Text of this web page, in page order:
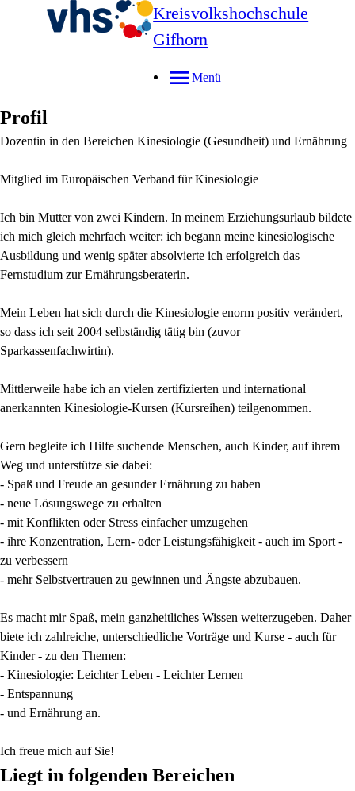
Kreisvolkshochschule
Gifhorn
Menü
Profil
Dozentin in den Bereichen Kinesiologie (Gesundheit) und Ernährung
Mitglied im Europäischen Verband für Kinesiologie
Ich bin Mutter von zwei Kindern. In meinem Erziehungsurlaub bildete
ich mich gleich mehrfach weiter: ich begann meine kinesiologische
Ausbildung und wenig später absolvierte ich erfolgreich das
Fernstudium zur Ernährungsberaterin.
Mein Leben hat sich durch die Kinesiologie enorm positiv verändert,
so dass ich seit 2004 selbständig tätig bin (zuvor
Sparkassenfachwirtin).
Mittlerweile habe ich an vielen zertifizierten und international
anerkannten Kinesiologie-Kursen (Kursreihen) teilgenommen.
Gern begleite ich Hilfe suchende Menschen, auch Kinder, auf ihrem
Weg und unterstütze sie dabei:
- Spaß und Freude an gesunder Ernährung zu haben
- neue Lösungswege zu erhalten
- mit Konflikten oder Stress einfacher umzugehen
- ihre Konzentration, Lern- oder Leistungsfähigkeit - auch im Sport -
zu verbessern
- mehr Selbstvertrauen zu gewinnen und Ängste abzubauen.
Es macht mir Spaß, mein ganzheitliches Wissen weiterzugeben. Daher
biete ich zahlreiche, unterschiedliche Vorträge und Kurse - auch für
Kinder - zu den Themen:
- Kinesiologie: Leichter Leben - Leichter Lernen
- Entspannung
- und Ernährung an.
Ich freue mich auf Sie!
Liegt in folgenden Bereichen